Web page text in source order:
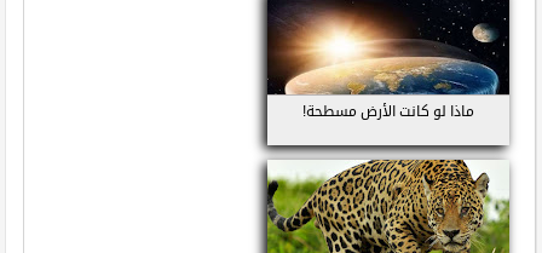
ماذا لو كانت الأرض مسطحة!